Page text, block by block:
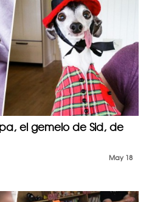
el gemelo de Sid, de
May 18